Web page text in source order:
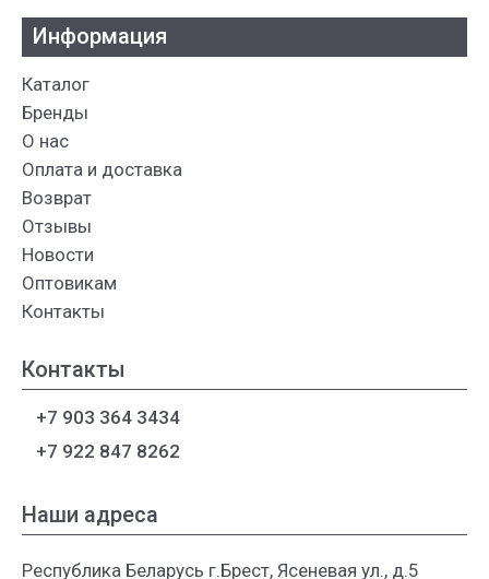
Информация
Каталог
Бренды
О нас
Оплата и доставка
Возврат
Отзывы
Новости
Оптовикам
Контакты
Контакты
+7 903 364 3434
+7 922 847 8262
Наши адреса
Республика Беларусь г.Брест, Ясеневая ул., д.5